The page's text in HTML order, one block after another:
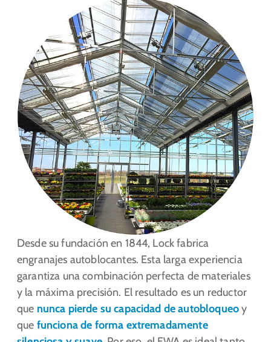
Desde su fundación en 1844, Lock fabrica
engranajes autoblocantes. Esta larga experiencia
garantiza una combinación perfecta de materiales
y la máxima precisión. El resultado es un reductor
que nunca pierde su capacidad de autobloqueoy
que funciona de forma extremadamente